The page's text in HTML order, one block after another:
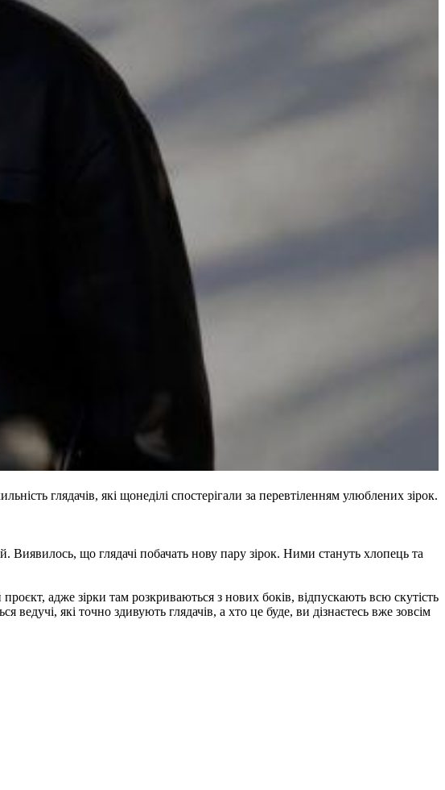
глядачів, які щонеділі спостерігали за перевтіленням улюблених зірок.
що глядачі побачать нову пару зірок. Ними стануть хлопець та
адже зірки там розкриваються з нових боків, відпускають всю скутість
які точно здивують глядачів, а хто це буде, ви дізнаєтесь вже зовсім